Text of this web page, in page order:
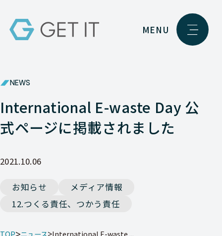
MENU
NEWS
International E-waste Day 公
式ページに掲載されました
2021.10.06
お知らせ
メディア情報
12.つくる責任、つかう責任
TOP ニュース International E-waste ...